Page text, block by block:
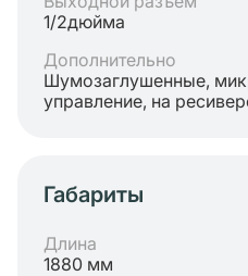
1/2дюйма
Дополнительно
Шумозаглушенные,
управление, на
Габариты
Длина
1880 мм